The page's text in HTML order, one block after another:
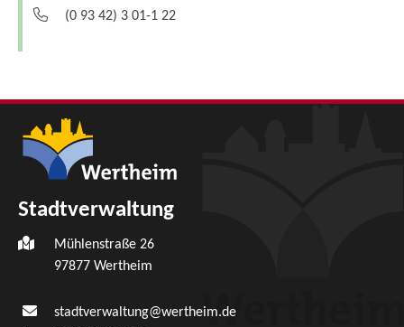
(0 93 42) 3 01-1 22
Stadtverwaltung
Mühlenstraße 26
97877 Wertheim
stadtverwaltung@wertheim.de